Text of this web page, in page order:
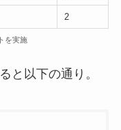
2
を実施
と以下の通り。